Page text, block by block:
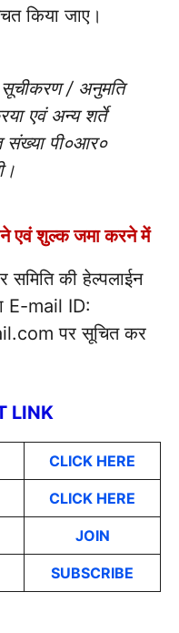
किया जाए।
सूचीकरण / अनुमति
एवं अन्य शर्ते
संख्या पी०आर०
एवं शुल्क जमा करने में
समिति की हेल्पलाईन
E-mail ID:
पर सूचित कर
LINK
CLICK HERE
CLICK HERE
JOIN
SUBSCRIBE